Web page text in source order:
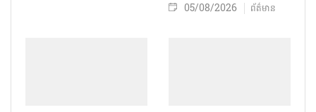
05/08/2026 ព័ត៌មាន